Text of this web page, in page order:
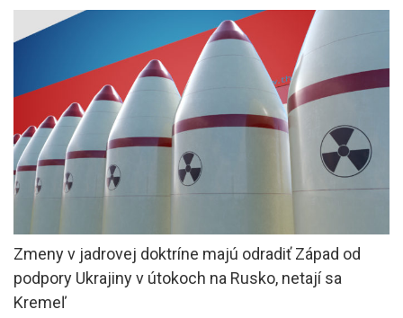
Zmeny v jadrovej doktríne majú odradiť Západ od
podpory Ukrajiny v útokoch na Rusko, netají sa
Kremeľ